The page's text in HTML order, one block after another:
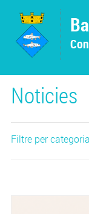
Noticies
Filtre per categoria